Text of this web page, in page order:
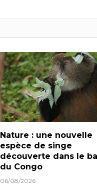
Nature : une nouvelle
espèce de singe
découverte dans le
du Congo
06/08/2026